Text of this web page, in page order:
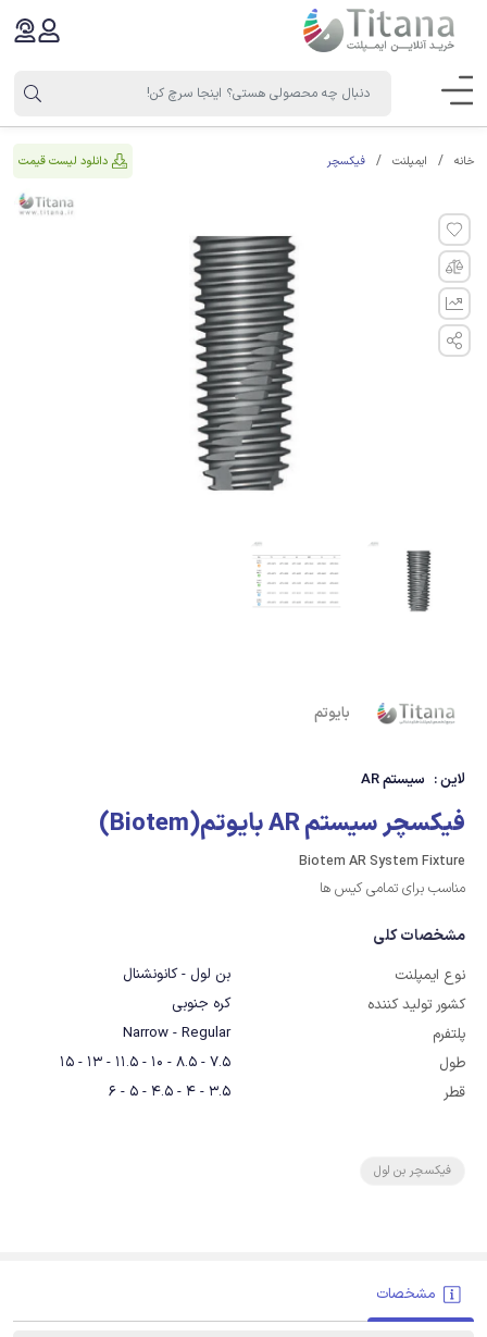
خانه ایمپلنت فیکسچر دانلود لیست قیمت
بایوتم
لاین : سیستم AR
فیکسچر سیستم AR بایوتم(Biotem)
Biotem AR System Fixture
مناسب برای تمامی کیس ها
مشخصات کلی
نوع ایمپلنت
بن لول - کانونشنال
کشور تولید کننده
کره جنوبی
پلتفرم
Narrow - Regular
طول
7.5 - 8.5 - 10 - 11.5 - 13 - 15
قطر
3.5 - 4 - 4.5 - 5 - 6
فیکسچر بن لول
مشخصات